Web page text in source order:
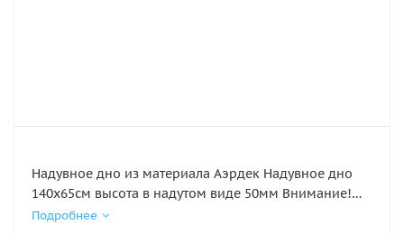
Надувное дно из материала Аэрдек Надувное дно
140х65см высота в надутом виде 50мм Внимание!
Аирдек НЕ КИЛЬЕВЫХ ПВХ ЛОДОК ( этот лодки не
Подробнее